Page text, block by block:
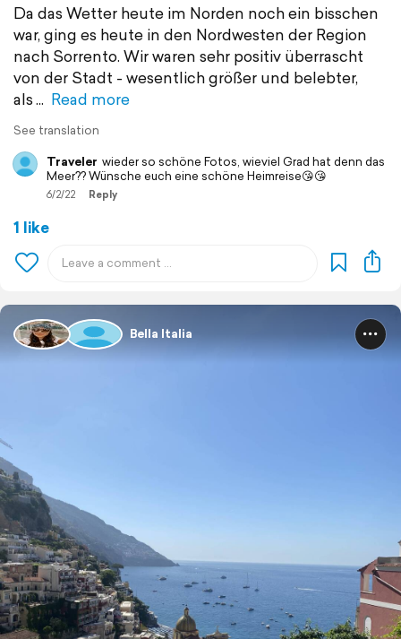
Da das Wetter heute im Norden noch ein bisschen
war, ging es heute in den Nordwesten der Region
nach Sorrento. Wir waren sehr positiv überrascht
von der Stadt - wesentlich größer und belebter,
als
Read more
See translation
Traveler wieder so schöne Fotos, wieviel Grad hat denn das
Meer?? Wünsche euch eine schöne Heimreise😘😘
6/2/22 Reply
1 like
Bella Italia